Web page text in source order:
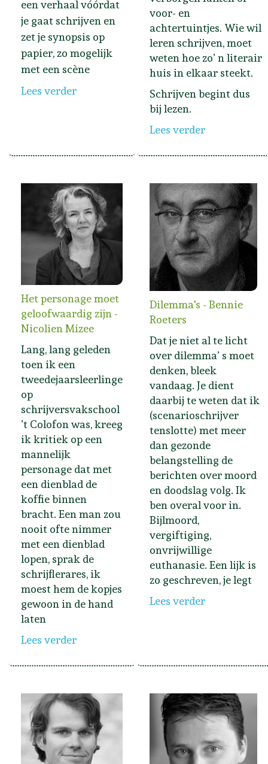
een verhaal vóórdat
je gaat schrijven en
zet je synopsis op
papier, zo mogelijk
met een scène
Lees verder
voor- en
achtertuintjes. Wie wil
leren schrijven, moet
weten hoe zo’ n literair
huis in elkaar steekt.
Schrijven begint dus
bij lezen.
Lees verder
Het personage moet
geloofwaardig zijn -
Nicolien Mizee
Lang, lang geleden
toen ik een
tweedejaarsleerlinge
op
schrijversvakschool
’t Colofon was, kreeg
ik kritiek op een
mannelijk
personage dat met
een dienblad de
koffie binnen
bracht. Een man zou
nooit ofte nimmer
met een dienblad
lopen, sprak de
schrijflerares, ik
moest hem de kopjes
gewoon in de hand
laten
Lees verder
Dilemma's - Bennie
Roeters
Dat je niet al te licht
over dilemma’ s moet
denken, bleek
vandaag. Je dient
daarbij te weten dat ik
(scenarioschrijver
tenslotte) met meer
dan gezonde
belangstelling de
berichten over moord
en doodslag volg. Ik
ben overal voor in.
Bijlmoord,
vergiftiging,
onvrijwillige
euthanasie. Een lijk is
zo geschreven, je legt
Lees verder